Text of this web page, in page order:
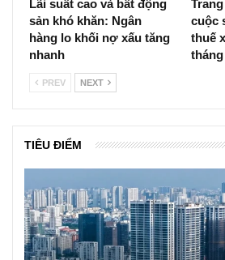
Lãi suất cao và bất động
sản khó khăn: Ngân
hàng lo khối nợ xấu tăng
nhanh
cuộc
thuế
tháng
PREV NEXT
TIÊU ĐIỂM